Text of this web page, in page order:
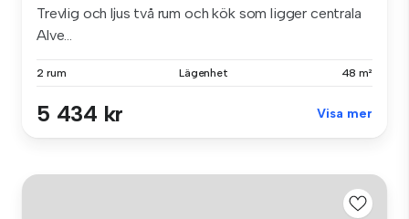
Trevlig och ljus två rum och kök som ligger centrala
Alve...
2 rum Lägenhet 48 m²
5 434 kr Visa mer